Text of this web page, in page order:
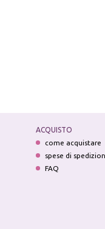
ACQUISTO
come acquistare
spese di
FAQ